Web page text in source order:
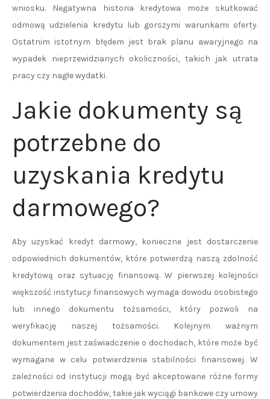
wniosku. Negatywna historia kredytowa może skutkować
odmową udzielenia kredytu lub gorszymi warunkami oferty.
Ostatnim istotnym błędem jest brak planu awaryjnego na
wypadek nieprzewidzianych okoliczności, takich jak utrata
pracy czy nagłe wydatki.
Jakie dokumenty są
potrzebne do
uzyskania kredytu
darmowego?
Aby uzyskać kredyt darmowy, konieczne jest dostarczenie
odpowiednich dokumentów, które potwierdzą naszą zdolność
kredytową oraz sytuację finansową. W pierwszej kolejności
większość instytucji finansowych wymaga dowodu osobistego
lub innego dokumentu tożsamości, który pozwoli na
weryfikację naszej tożsamości. Kolejnym ważnym
dokumentem jest zaświadczenie o dochodach, które może być
wymagane w celu potwierdzenia stabilności finansowej. W
zależności od instytucji mogą być akceptowane różne formy
potwierdzenia dochodów, takie jak wyciągi bankowe czy umowy